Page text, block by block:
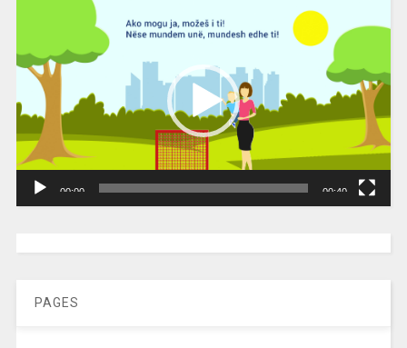
00:00 00:40
PAGES